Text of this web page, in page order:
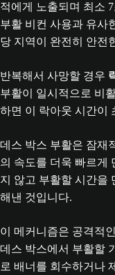
적에게 노출되며 최소
부활 비컨 사용과 유사
당 지역이 완전히 안전
반복해서 사망할 경우
부활이 일시적으로 비
하면 이 락아웃 시간이
데스 박스 부활은 잠재
의 속도를 더욱 빠르게
지 않고 부활할 시간을
해낸 것입니다.
이 메커니즘은 공격적
데스 박스에서 부활할
로 배너를 회수하거나